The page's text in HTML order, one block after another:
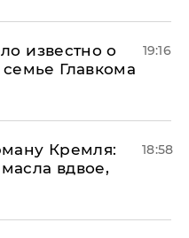
известно о
Главкома
19:16
Кремля:
вдвое,
18:58